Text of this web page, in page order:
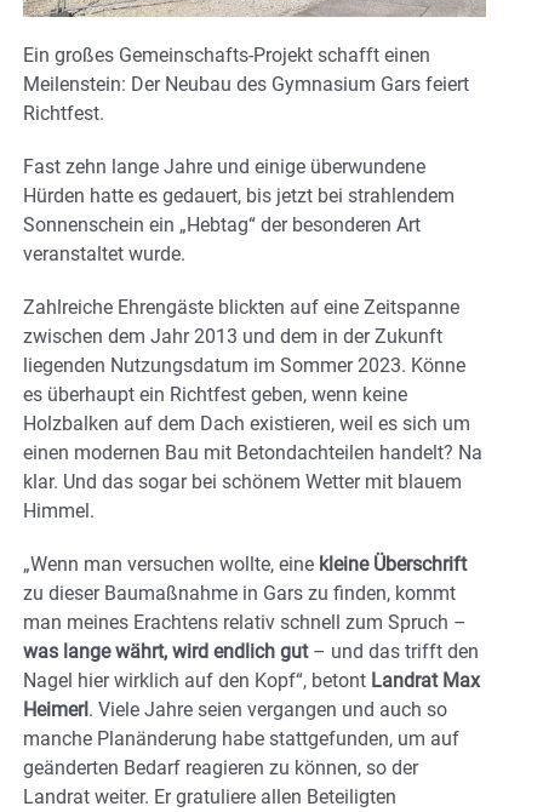
Ein großes Gemeinschafts-Projekt schafft einen
Meilenstein: Der Neubau des Gymnasium Gars feiert
Richtfest.
Fast zehn lange Jahre und einige überwundene
Hürden hatte es gedauert, bis jetzt bei strahlendem
Sonnenschein ein „Hebtag“ der besonderen Art
veranstaltet wurde.
Zahlreiche Ehrengäste blickten auf eine Zeitspanne
zwischen dem Jahr 2013 und dem in der Zukunft
liegenden Nutzungsdatum im Sommer 2023. Könne
es überhaupt ein Richtfest geben, wenn keine
Holzbalken auf dem Dach existieren, weil es sich um
einen modernen Bau mit Betondachteilen handelt? Na
klar. Und das sogar bei schönem Wetter mit blauem
Himmel.
„Wenn man versuchen wollte, eine kleine Überschrift
zu dieser Baumaßnahme in Gars zu finden, kommt
man meines Erachtens relativ schnell zum Spruch –
was lange währt, wird endlich gut– und das trifft den
Nagel hier wirklich auf den Kopf“, betont Landrat Max
Heimerl. Viele Jahre seien vergangen und auch so
manche Planänderung habe stattgefunden, um auf
geänderten Bedarf reagieren zu können, so der
Landrat weiter. Er gratuliere allen Beteiligten